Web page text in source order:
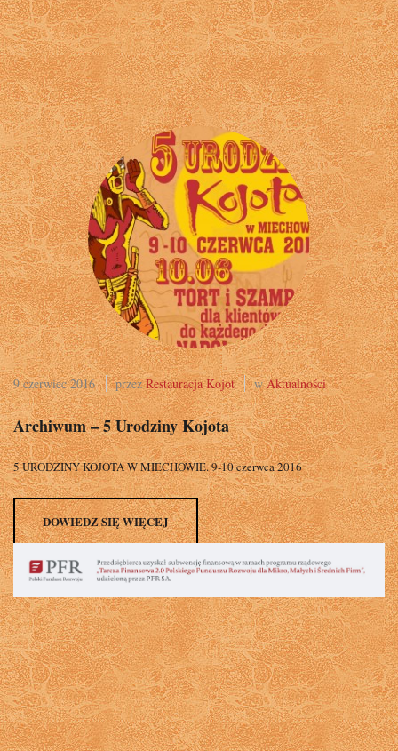
9 czerwiec 2016 przezRestauracja Kojot wAktualności
Archiwum – 5 Urodziny Kojota
5 URODZINY KOJOTA W MIECHOWIE. 9-10 czerwca 2016
DOWIEDZ SIĘ WIĘCEJ